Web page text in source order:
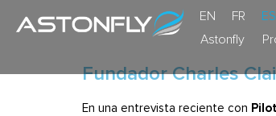
EN FR ES
Astonfly
Fundador Charles
En una entrevista reciente con